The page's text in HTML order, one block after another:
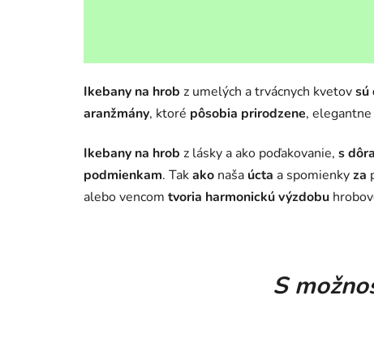
Ikebany na hrob z umelých a trvácnych kvetovsú
aranžmány, ktoré pôsobia prirodzene, elegantne
Ikebany na hrob z lásky a ako poďakovanie, s
podmienkam. Takako naša úcta a spomienkyza
alebo vencom tvoria harmonickú výzdobu
S